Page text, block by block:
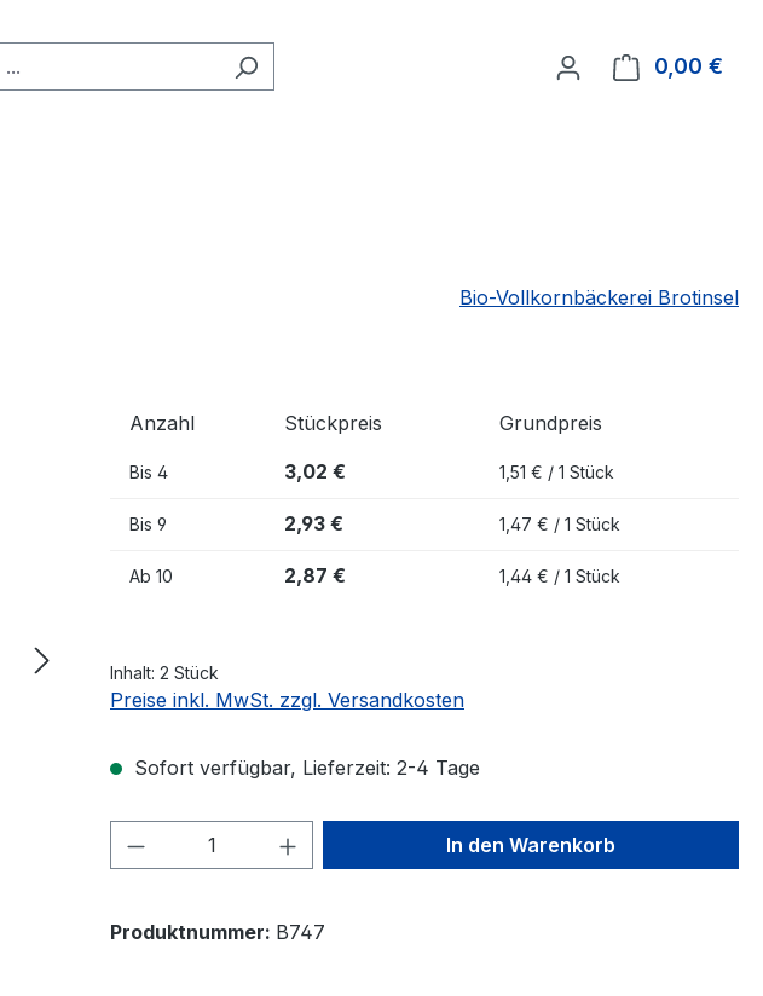
0,00 €
Bio-Vollkornbäckerei Brotinsel
Anzahl Stückpreis Grundpreis
Bis 4 3,02 € 1,51 € / 1 Stück
Bis 9 2,93 € 1,47 € / 1 Stück
Ab 10 2,87 € 1,44 € / 1 Stück
Inhalt: 2 Stück
Preise inkl. MwSt. zzgl. Versandkosten
Sofort verfügbar, Lieferzeit: 2-4 Tage
Produkt Anzahl: Gib den gewünschten Wert
In den Warenkorb
Produktnummer: B747